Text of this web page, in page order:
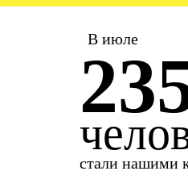
В июле
стали нашими